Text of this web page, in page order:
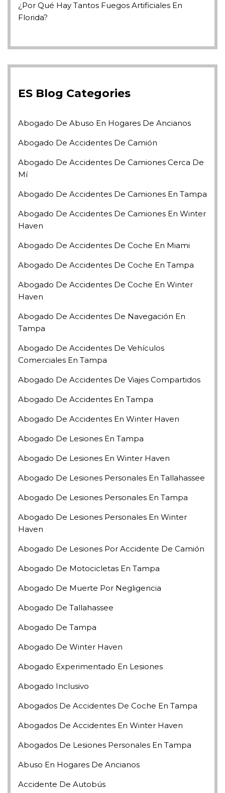
¿Por Qué Hay Tantos Fuegos Artificiales En
Florida?
ES Blog Categories
Abogado De Abuso En Hogares De Ancianos
Abogado De Accidentes De Camión
Abogado De Accidentes De Camiones Cerca De
Mí
Abogado De Accidentes De Camiones En Tampa
Abogado De Accidentes De Camiones En Winter
Haven
Abogado De Accidentes De Coche En Miami
Abogado De Accidentes De Coche En Tampa
Abogado De Accidentes De Coche En Winter
Haven
Abogado De Accidentes De Navegación En
Tampa
Abogado De Accidentes De Vehículos
Comerciales En Tampa
Abogado De Accidentes De Viajes Compartidos
Abogado De Accidentes En Tampa
Abogado De Accidentes En Winter Haven
Abogado De Lesiones En Tampa
Abogado De Lesiones En Winter Haven
Abogado De Lesiones Personales En Tallahassee
Abogado De Lesiones Personales En Tampa
Abogado De Lesiones Personales En Winter
Haven
Abogado De Lesiones Por Accidente De Camión
Abogado De Motocicletas En Tampa
Abogado De Muerte Por Negligencia
Abogado De Tallahassee
Abogado De Tampa
Abogado De Winter Haven
Abogado Experimentado En Lesiones
Abogado Inclusivo
Abogados De Accidentes De Coche En Tampa
Abogados De Accidentes En Winter Haven
Abogados De Lesiones Personales En Tampa
Abuso En Hogares De Ancianos
Accidente De Autobús